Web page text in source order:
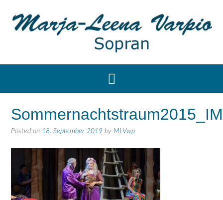
Posted on 18. September 2019 by MLVwp